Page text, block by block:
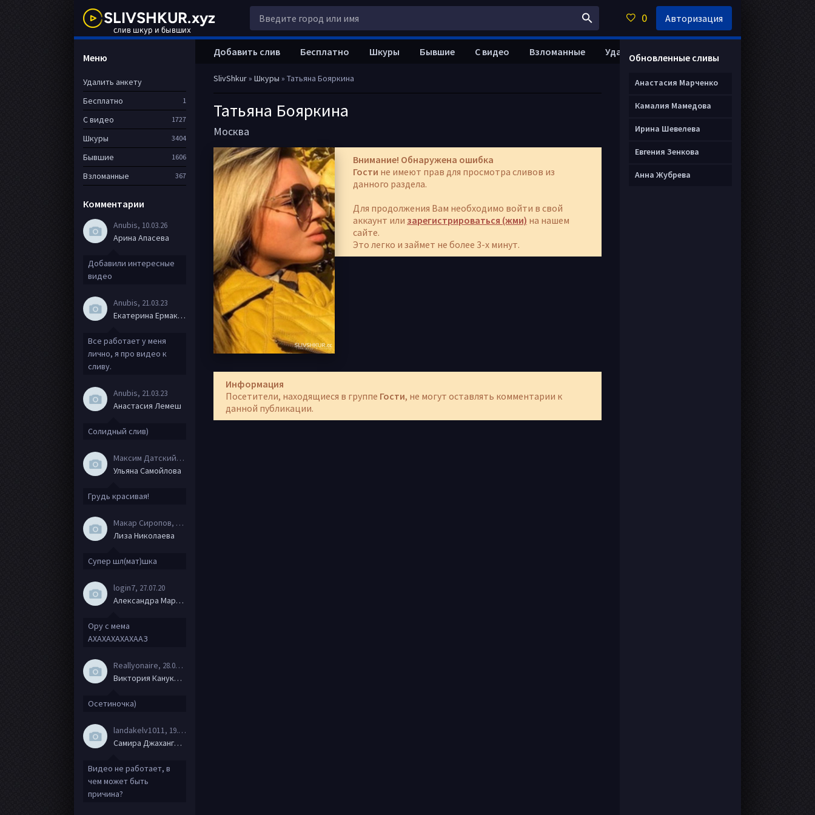
SlivShkur» Шкуры » Татьяна Бояркина
Татьяна Бояркина
Москва
Внимание! Обнаружена ошибка
Гости не имеют прав для просмотра сливов из
данного раздела.
Для продолжения Вам необходимо войти в свой
аккаунт или зарегистрироваться (жми) на нашем
сайте.
Это легко и займет не более 3-х минут.
Информация
Посетители, находящиеся в группе Гости, не могут оставлять комментарии к
данной публикации.
Добавить слив Бесплатно Шкуры Бывшие С видео Взломанные Удалить анкету
Меню
Удалить анкету
Бесплатно
1
С видео 1727
Шкуры 3404
Бывшие 1606
Взломанные 367
Комментарии
Anubis, 10.03.26
Арина Апасева
Добавили интересные
видео
Anubis, 21.03.23
Екатерина Ермакова
Все работает у меня
лично, я про видео к
сливу.
Anubis, 21.03.23
Анастасия Лемеш
Солидный слив)
Максим Датский
, 15.08.20
Ульяна Самойлова
Грудь красивая!
Макар Сиропов, 08.08.20
Лиза Николаева
Супер шл(мат)шка
login7, 27.07.20
Александра Маркова
Ору с мема
АХАХАХАХАХААЗ
Reallyonaire, 28.06.20
Виктория Канукова
Осетиночка)
landakelv1011 , 19.06.20
Самира Джахангирова
Видео не работает, в
чем может быть
причина?
Обновленные сливы
Анастасия Марченко
Камалия Мамедова
Ирина Шевелева
Евгения Зенкова
Анна Жубрева
0 Авторизация